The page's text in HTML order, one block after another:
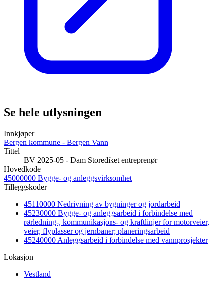
Se hele utlysningen
Innkjøper
Bergen kommune - Bergen Vann
Tittel
BV 2025-05 - Dam Storediket entreprenør
Hovedkode
45000000 Bygge- og anleggsvirksomhet
Tilleggskoder
45110000 Nedrivning av bygninger og jordarbeid
45230000 Bygge- og anleggsarbeid i forbindelse med
rørledning-, kommunikasjons- og kraftlinjer for motorveier,
veier, flyplasser og jernbaner; planeringsarbeid
45240000 Anleggsarbeid i forbindelse med vannprosjekter
Lokasjon
Vestland